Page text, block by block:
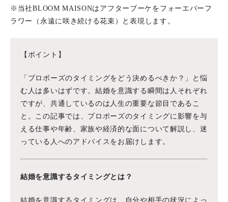
※当社BLOOM MAISONはアフターブーケをフォーエバーフ
ラワー（永遠に咲き続ける花束）と表現します。
【ポイント】
「プロポーズのタイミングをどう決めるべきか？」と悩
む人は多いはずです。結婚を意識する瞬間は人それぞれ
ですが、共通しているのは人生の重要な節目であるこ
と。この記事では、プロポーズのタイミングに影響を与
える仕事や年齢、家族や経済的な面について解説し、迷
っている人へのアドバイスをお届けします。
結婚を意識するタイミングとは？
結婚を意識するタイミングは、自分や相手の状況によっ